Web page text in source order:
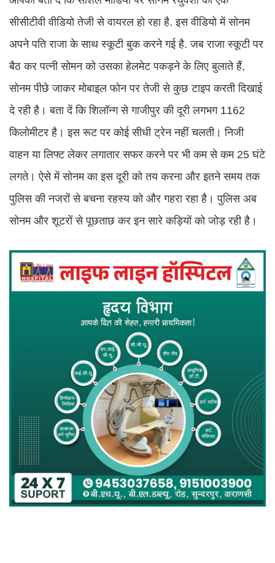
सीसीटीवी वीडियो तेजी से वायरल हो रहा है. इस वीडियो में सोनम
अपने पति राजा के साथ स्कूटी बुक करने गई है. जब राजा स्कूटी पर
बैठ कर पत्नी सोमन को उसका हेलमेट पकड़ने के लिए बुलाते हैं,
सोनम पीछे जाकर मोबाइल फोन पर तेजी से कुछ टाइप करती दिखाई
दे रही है। बता दें कि शिलॉन्ग से गाजीपुर की दूरी लगभग 1162
किलोमीटर है। इस रूट पर कोई सीधी ट्रेन नहीं चलती। निजी
वाहन या लिफ्ट लेकर लगातार सफर करने पर भी कम से कम 25 घंटे
लगते। ऐसे में सोनम का इस दूरी को तय करना और इतने समय तक
पुलिस की नजरों से बचना रहस्य को और गहरा रहा है। पुलिस अब
सोनम और शूटरों से पूछताछ कर इन सारे कड़ियों को जोड़ रही है।